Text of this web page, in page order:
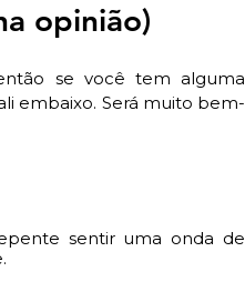
opinião)
se você tem alguma
embaixo. Será muito bem-
sentir uma onda de